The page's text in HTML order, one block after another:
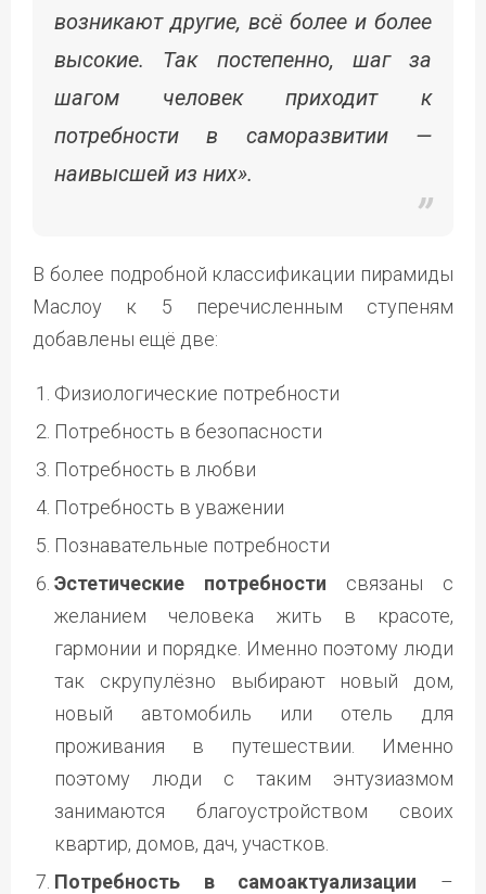
возникают другие, всё более и более
высокие. Так постепенно, шаг за
шагом человек приходит к
потребности в саморазвитии —
наивысшей из них».
В более подробной классификации пирамиды
Маслоу к 5 перечисленным ступеням
добавлены ещё две:
Физиологические потребности
Потребность в безопасности
Потребность в любви
Потребность в уважении
Познавательные потребности
Эстетические потребности связаны с
желанием человека жить в красоте,
гармонии и порядке. Именно поэтому люди
так скрупулёзно выбирают новый дом,
новый автомобиль или отель для
проживания в путешествии. Именно
поэтому люди с таким энтузиазмом
занимаются благоустройством своих
квартир, домов, дач, участков.
Потребность в самоактуализации –